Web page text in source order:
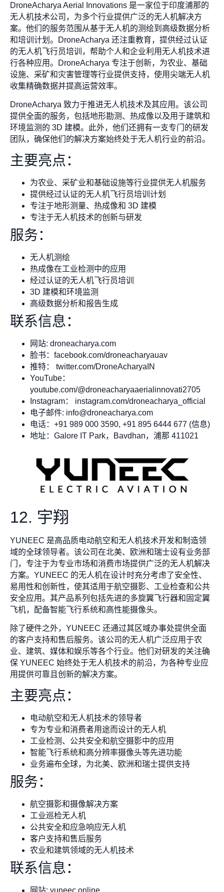
DroneAcharya Aerial Innovations 是一家位于印度浦那的
无人机技术公司，为多个行业提供广泛的无人机解决方
案。他们的服务范围从基于无人机的测绘到高级数据分析
和培训计划。DroneAcharya 还注重教育，提供经过认证
的无人机飞行员培训，帮助个人和企业利用无人机技术进
行各种应用。DroneAcharya 专注于创新，为农业、基础
设施、采矿和灾害管理等行业提供支持，使用尖端无人机
收集精确数据并提高运营效率。
DroneAcharya 致力于推进无人机技术及其应用。该公司
提供全面的服务，包括地形勘测、热成像以及用于建筑和
环境监测的 3D 建模。此外，他们还拥有一支专门的研发
团队，确保他们的解决方案始终处于无人机行业的前沿。
主要亮点：
为农业、采矿业和基础设施等行业提供无人机服务
提供经过认证的无人机飞行员培训计划
专注于地形测量、热成像和 3D 建模
专注于无人机技术的创新与研发
服务：
无人机测绘
热成像在工业检测中的应用
经过认证的无人机飞行员培训
3D 建模和环境监测
高级数据分析和报告生成
联系信息：
网站: droneacharya.com
脸书：facebook.com/droneacharyauav
推特： twitter.com/DroneAcharyaIN
YouTube：
youtube.com/@droneacharyaaerialinnovati2705
Instagram： instagram.com/droneacharya_official
电子邮件: info@droneacharya.com
电话：+91 989 000 3590, +91 895 6444 677 (信息)
地址：Galore IT Park，Bavdhan，浦那 411021
12. 宇翔
YUNEEC 是高品质电动航空和无人机技术开发和制造领
域的全球领导者。该公司在北美、欧洲和瑞士设有业务部
门，专注于为专业市场和消费市场提供广泛的无人机解决
方案。YUNEEC 的无人机在设计时充分考虑了安全性、
易用性和创新性，使其适用于航空摄影、工业检查和公共
安全应用。其产品系列包括先进的多旋翼飞行器和固定翼
飞机，配备智能飞行系统和高性能摄像头。
除了硬件之外，YUNEEC 还通过其区域办事处提供全面
的客户支持和售后服务。该公司的无人机广泛应用于农
业、建筑、媒体和娱乐等各个行业。他们对研发的关注确
保 YUNEEC 始终处于无人机技术的前沿，为各种专业应
用提供可靠且创新的解决方案。
主要亮点：
电动航空和无人机技术的领导者
专为专业和消费者用途而设计的无人机
工业检测、公共安全和航空摄影中的应用
智能飞行系统和高分辨率摄像头等先进功能
业务遍布全球，为北美、欧洲和瑞士提供支持
服务：
航空摄影和摄像解决方案
工业巡检无人机
公共安全和应急响应无人机
客户支持和售后服务
农业和建筑领域的无人机技术
联系信息：
网站: yuneec.online